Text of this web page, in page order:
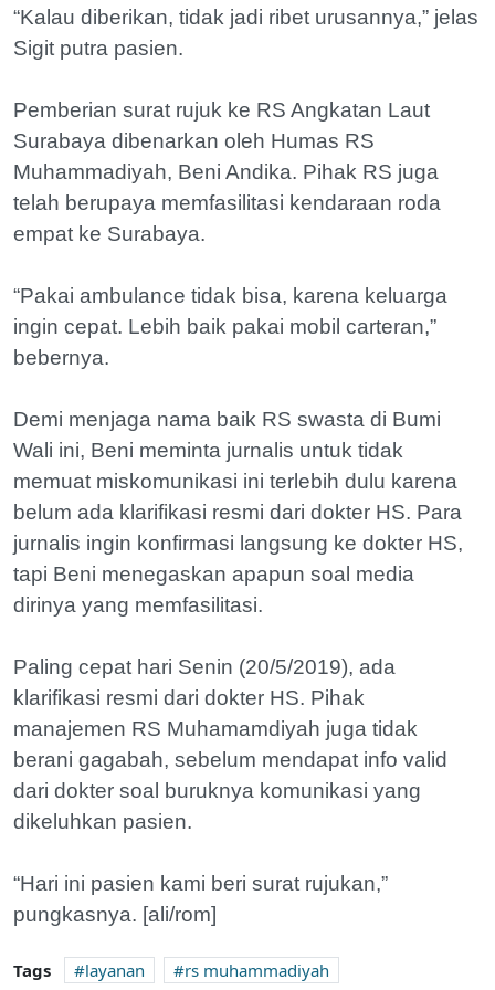
“Kalau diberikan, tidak jadi ribet urusannya,” jelas
Sigit putra pasien.
Pemberian surat rujuk ke RS Angkatan Laut
Surabaya dibenarkan oleh Humas RS
Muhammadiyah, Beni Andika. Pihak RS juga
telah berupaya memfasilitasi kendaraan roda
empat ke Surabaya.
“Pakai ambulance tidak bisa, karena keluarga
ingin cepat. Lebih baik pakai mobil carteran,”
bebernya.
Demi menjaga nama baik RS swasta di Bumi
Wali ini, Beni meminta jurnalis untuk tidak
memuat miskomunikasi ini terlebih dulu karena
belum ada klarifikasi resmi dari dokter HS. Para
jurnalis ingin konfirmasi langsung ke dokter HS,
tapi Beni menegaskan apapun soal media
dirinya yang memfasilitasi.
Paling cepat hari Senin (20/5/2019), ada
klarifikasi resmi dari dokter HS. Pihak
manajemen RS Muhamamdiyah juga tidak
berani gagabah, sebelum mendapat info valid
dari dokter soal buruknya komunikasi yang
dikeluhkan pasien.
“Hari ini pasien kami beri surat rujukan,”
pungkasnya. [ali/rom]
Tags layanan
rs muhammadiyah